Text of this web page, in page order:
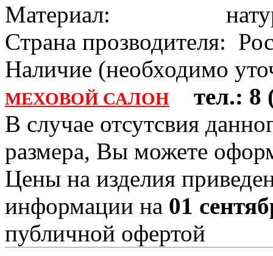
Материал:
Страна прозводителя:
Наличие (необходимо
МЕХОВОЙ САЛОН
тел.: 8
В случае отсутсвия
размера, Вы можете
Цены на изделия
информации на 01
публичной офертой